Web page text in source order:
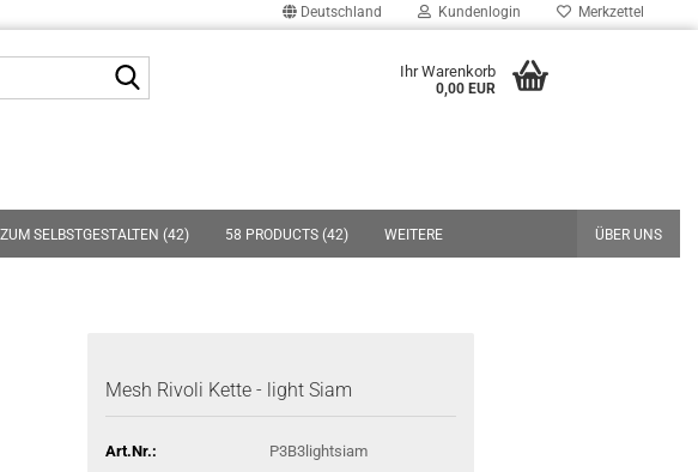
Deutschland Kundenlogin Merkzettel
Ihr Warenkorb
0,00 EUR
SELBSTGESTALTEN (42) 58 PRODUCTS (42) ÜBER UNS
WEITERE
Mesh Rivoli Kette - light Siam
Art.Nr.:
P3B3lightsiam